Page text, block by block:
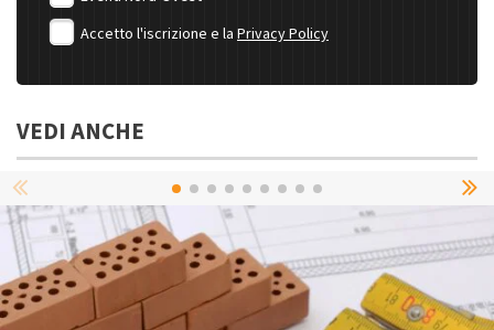
Accetto l'iscrizione e la Privacy Policy
VEDI ANCHE